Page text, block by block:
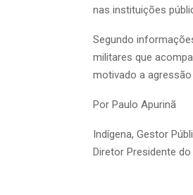
nas instituições
Segundo
militares que
motivado a
Por Paulo Apurinã
Indígena, Gestor
Diretor Presidente